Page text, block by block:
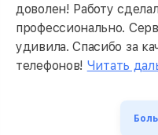
доволен! Работу
профессионально.
удивила. Спасибо за
телефонов! Читать